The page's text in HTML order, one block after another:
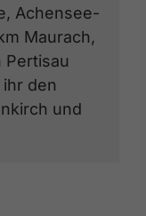
Achensee-
Maurach,
Pertisau
den
und